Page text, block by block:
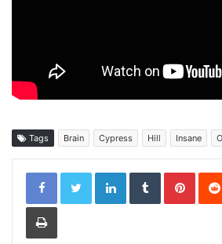
Tags Brain Cypress Hill Insane
LinkedInTumblr
Print